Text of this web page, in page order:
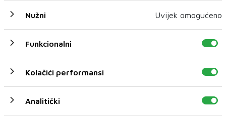
DONOSI TRI DANA FILMA, UMJETNOSTI I
MORA – UVEDENA I NOVA KATEGORIJA „BEST
FILM POSTER AWARD“
Neum će 27., 28. i 29. kolovoza 2026. godine ponovno postati
mjesto susreta filma, mora,...
Nužni Uvijek omogućeno
Funkcionalni
Kolačići performansi
Analitički